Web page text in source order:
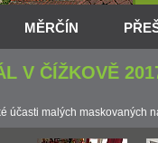
MĚRČÍN
V ČÍŽKOVĚ
účasti malých maskovaných